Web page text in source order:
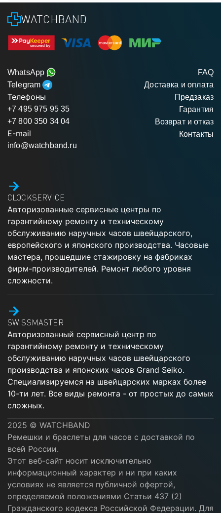
WATCHBAND
WhatsApp
Telegram
Телефоны
+7 495 975 95 35
+7 800 350 34 04
E-mail
info@watchband.ru
FAQ
Доставка и оплата
Предзаказ
Гарантия
Возврат и отказ
Контакты
CLOCKSERVICE
Авторизованные сервисные центры по
гарантийному ремонту и техническому
обслуживанию наручных часов швейцарского,
европейского и японского производства. Часовые
мастера, прошедшие стажировку на фабриках
фирм-производителей. Ремонт любого уровня
сложности.
SWISSMASTER
Авторизованный сервисный центр по
гарантийному ремонту и техническому
обслуживанию наручных часов швейцарского
производства и японских часов Grand Seiko.
Специализируемся на швейцарских марках более
10-ти лет. Все виды ремонта - от простых до самых
сложных.
2025 © WATCHBAND
Ремешки и браслеты для часов с доставкой по
всей России.
Этот веб-сайт носит исключительно
информационный характер и ни при каких
условиях не является публичной офертой,
определяемой положениями Статьи 437 (2)
Гражданского кодекса Российской Федерации. Для